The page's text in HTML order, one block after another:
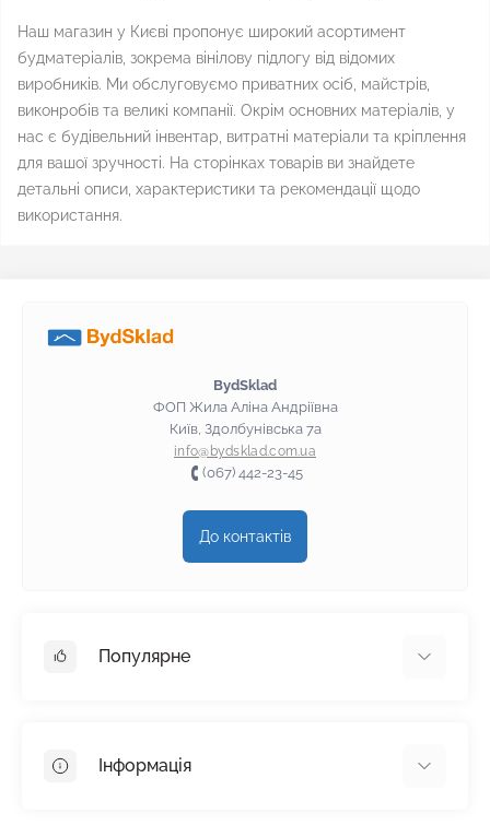
Наш магазин у Києві пропонує широкий асортимент
будматеріалів, зокрема вінілову підлогу від відомих
виробників. Ми обслуговуємо приватних осіб, майстрів,
виконробів та великі компанії. Окрім основних матеріалів, у
нас є будівельний інвентар, витратні матеріали та кріплення
для вашої зручності. На сторінках товарів ви знайдете
детальні описи, характеристики та рекомендації щодо
використання.
BydSklad
ФОП Жила Аліна Андріївна
Київ, Здолбунівська 7а
info@bydsklad.com.ua
(067) 442-23-45
До контактів
Популярне
Пінопласт
Інформація